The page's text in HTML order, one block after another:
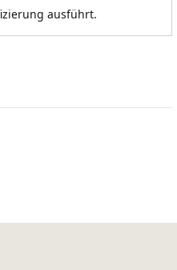
ausführt.